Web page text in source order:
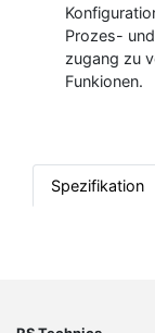
Prozes-
zugang zu
Funkionen.
Spezifikation